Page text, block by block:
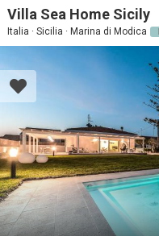
Villa Sea Home Sicily
Italia · Sicilia · Marina di Modica